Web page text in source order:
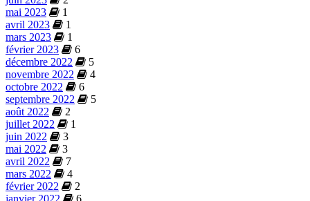
mai 2023
1
avril 2023
1
mars 2023
1
février 2023
6
décembre 2022
5
novembre 2022
4
octobre 2022
6
septembre 2022
5
août 2022
2
juillet 2022
1
juin 2022
3
mai 2022
3
avril 2022
7
mars 2022
4
février 2022
2